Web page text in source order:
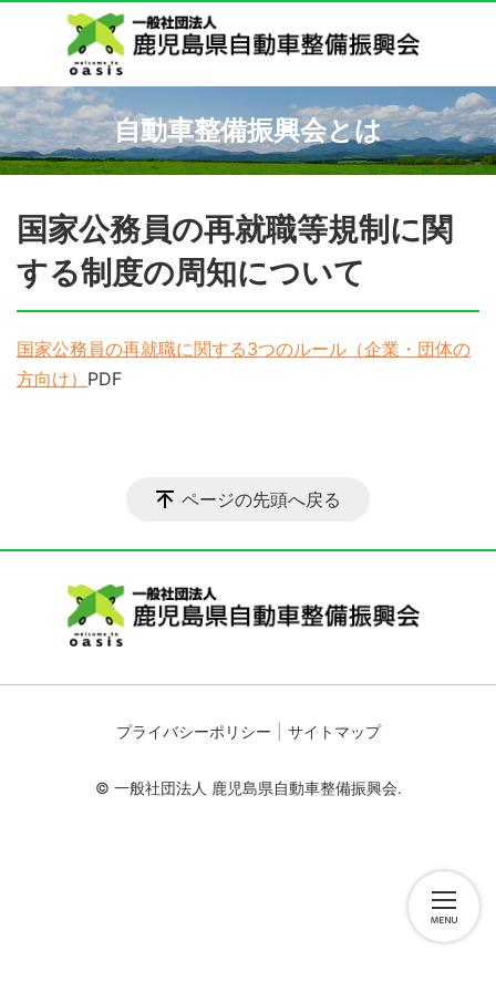
自動車整備振興会とは
国家公務員の再就職等規制に関
する制度の周知について
国家公務員の再就職に関する3つのルール（企業・団体の
方向け） PDF
ページの先頭へ戻る
プライバシーポリシー サイトマップ
© 一般社団法人 鹿児島県自動車整備振興会.